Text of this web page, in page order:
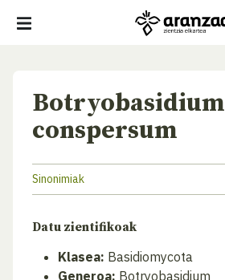
Botryobasidium
conspersum
Sinonimiak
Datu zientifikoak
Klasea: Basidiomycota
Generoa: Botryobasidium